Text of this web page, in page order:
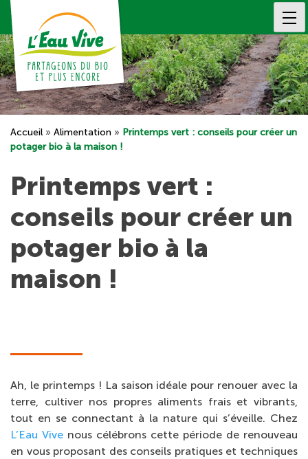
Skip
content
Accueil » Alimentation » Printemps vert : conseils pour créer un
potager bio à la maison !
Printemps vert :
conseils pour créer un
potager bio à la
maison !
Ah, le printemps ! La saison idéale pour renouer avec la
terre, cultiver nos propres aliments frais et vibrants,
tout en se connectant à la nature qui s’éveille. Chez
L’Eau Vive nous célébrons cette période de renouveau
en vous proposant des conseils pratiques et techniques